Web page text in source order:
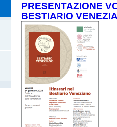
PRESENTAZIONE
BESTIARIO